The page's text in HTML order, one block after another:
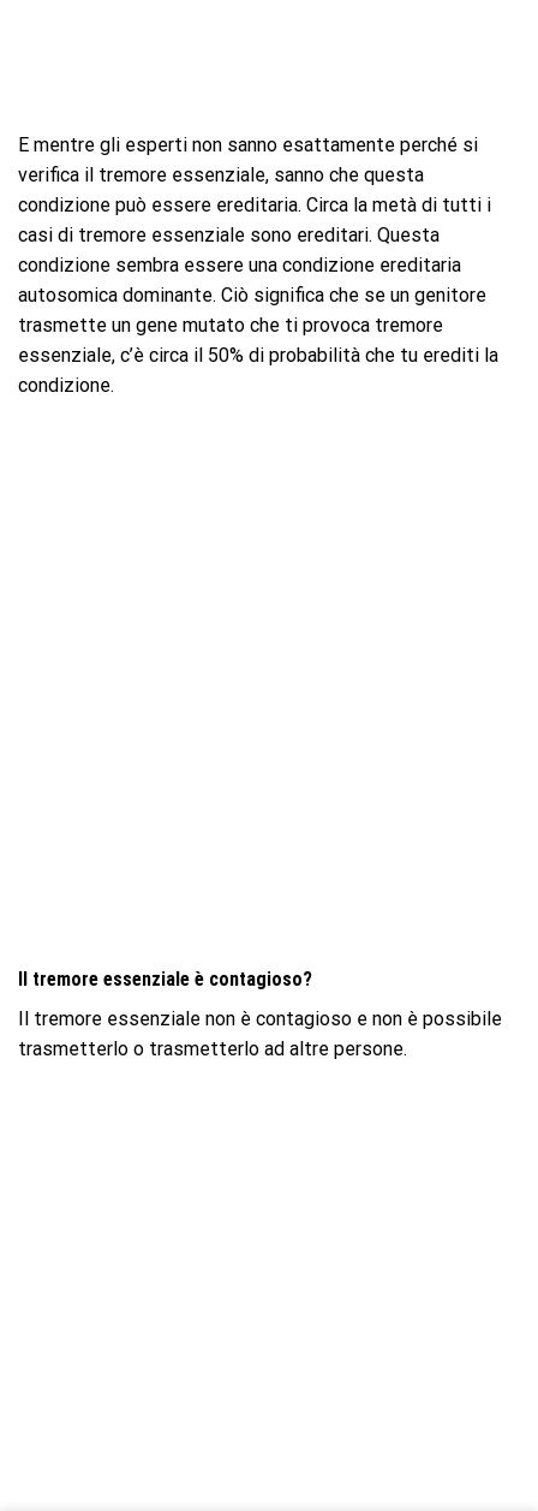
E mentre gli esperti non sanno esattamente perché si
verifica il tremore essenziale, sanno che questa
condizione può essere ereditaria. Circa la metà di tutti i
casi di tremore essenziale sono ereditari. Questa
condizione sembra essere una condizione ereditaria
autosomica dominante. Ciò significa che se un genitore
trasmette un gene mutato che ti provoca tremore
essenziale, c’è circa il 50% di probabilità che tu erediti la
condizione.
Il tremore essenziale è contagioso?
Il tremore essenziale non è contagioso e non è possibile
trasmetterlo o trasmetterlo ad altre persone.